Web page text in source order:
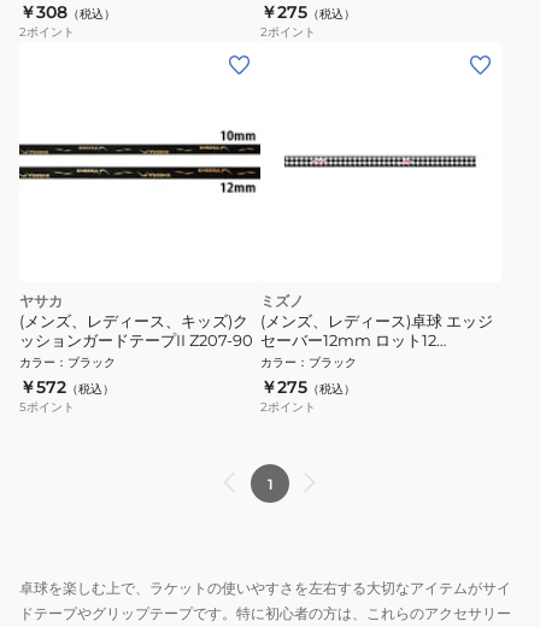
￥308 （税込）
2ポイント
￥275 （税込）
2ポイント
ヤサカ
(メンズ、レディース、キッズ)ク
ッションガードテープII Z207-90
カラー ： ブラック
￥572 （税込）
5ポイント
ミズノ
(メンズ、レディース)卓球 エッジ
セーバー12mm ロット12
83JYAB3209 12
カラー ： ブラック
￥275 （税込）
2ポイント
1
卓球を楽しむ上で、ラケットの使いやすさを左右する大切なアイテムがサイ
ドテープやグリップテープです。特に初心者の方は、これらのアクセサリー